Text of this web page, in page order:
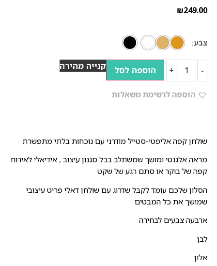
₪249.00
שולחן קפה אליפטי-סטייל מודרני עם נוכחות בלתי מתפשרת
מראה אלגנטי ומושך שמשתלב בכל סגנון עיצוב , אידיאלי לאירוח
קפה של בוקר או סתם רגע של שקט
הסלון שלכם עומד לקבל שדרוג עם שולחן דאלי פריט עיצובי
שמושך את כל המבטים
ארבעה צבעים לבחירה
לבן
אלון
צבע
-
+ הוספה לסל קנייה מהירה
הוספה לרשימת משאלות